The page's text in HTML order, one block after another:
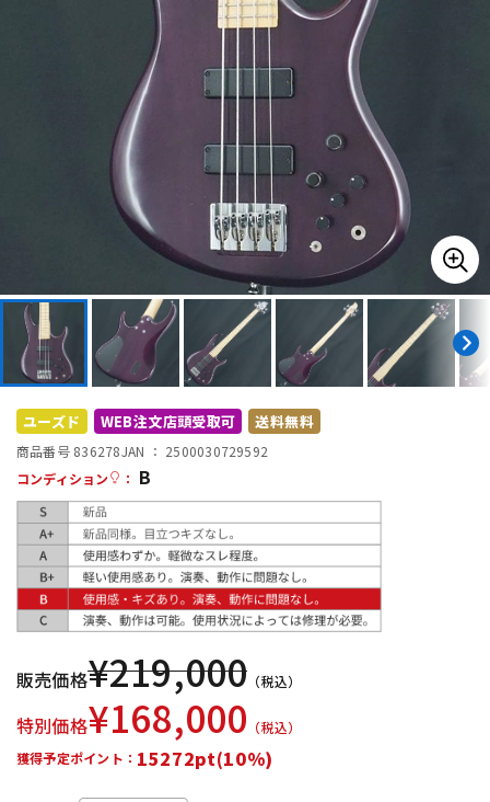
キーボード 電子ピアノ
管楽器 その他楽器
アンプ エフェクター
DTM
DTM オンライン納品 レコーディング機器
配信/ライブ機器
中古 ヴィンテージ
ユーズド WEB注文店頭受取可 送料無料
商品番号 836278JAN ： 2500030729592
コンディション
： B
販売価格¥219,000 （税込）
特別価格¥168,000 （税込）
獲得予定ポイント： 15272pt(10%)